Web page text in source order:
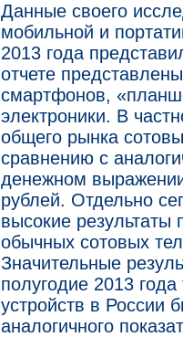
Данные своего
мобильной и
2013 года
отчете
смартфонов,
электроники. В
общего рынка
сравнению с
денежном
рублей. Отдельно
высокие результаты
обычных сотовых
Значительные
полугодие 2013
устройств в России
аналогичного